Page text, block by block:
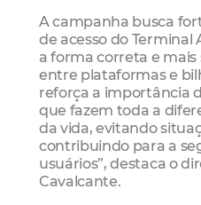
A campanha busca
de acesso do
a forma correta e
entre plataformas e
reforça a importância
que fazem toda a
da vida, evitando
contribuindo para a
usuários”, destaca o
Cavalcante.